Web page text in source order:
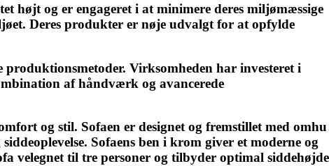
og er engageret i at minimere deres miljømæssige
Deres produkter er nøje udvalgt for at opfylde
Virksomheden har investeret i
af håndværk og avancerede
og stil. Sofaen er designet og fremstillet med omhu
Sofaens ben i krom giver et moderne og
velegnet til tre personer og tilbyder optimal siddehøjde